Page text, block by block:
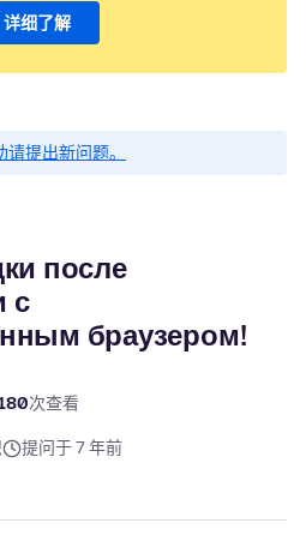
详细了解
提出新问题。
после
с
браузером!
次查看
提问于 7 年前